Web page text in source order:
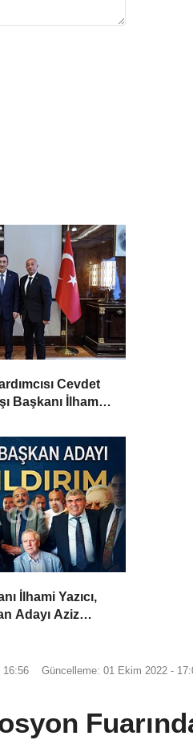
Cevdet
Başkanı İlhami
İlhami Yazıcı,
Adayı Aziz
16:56 Güncelleme: 01 Ekim 2022 -